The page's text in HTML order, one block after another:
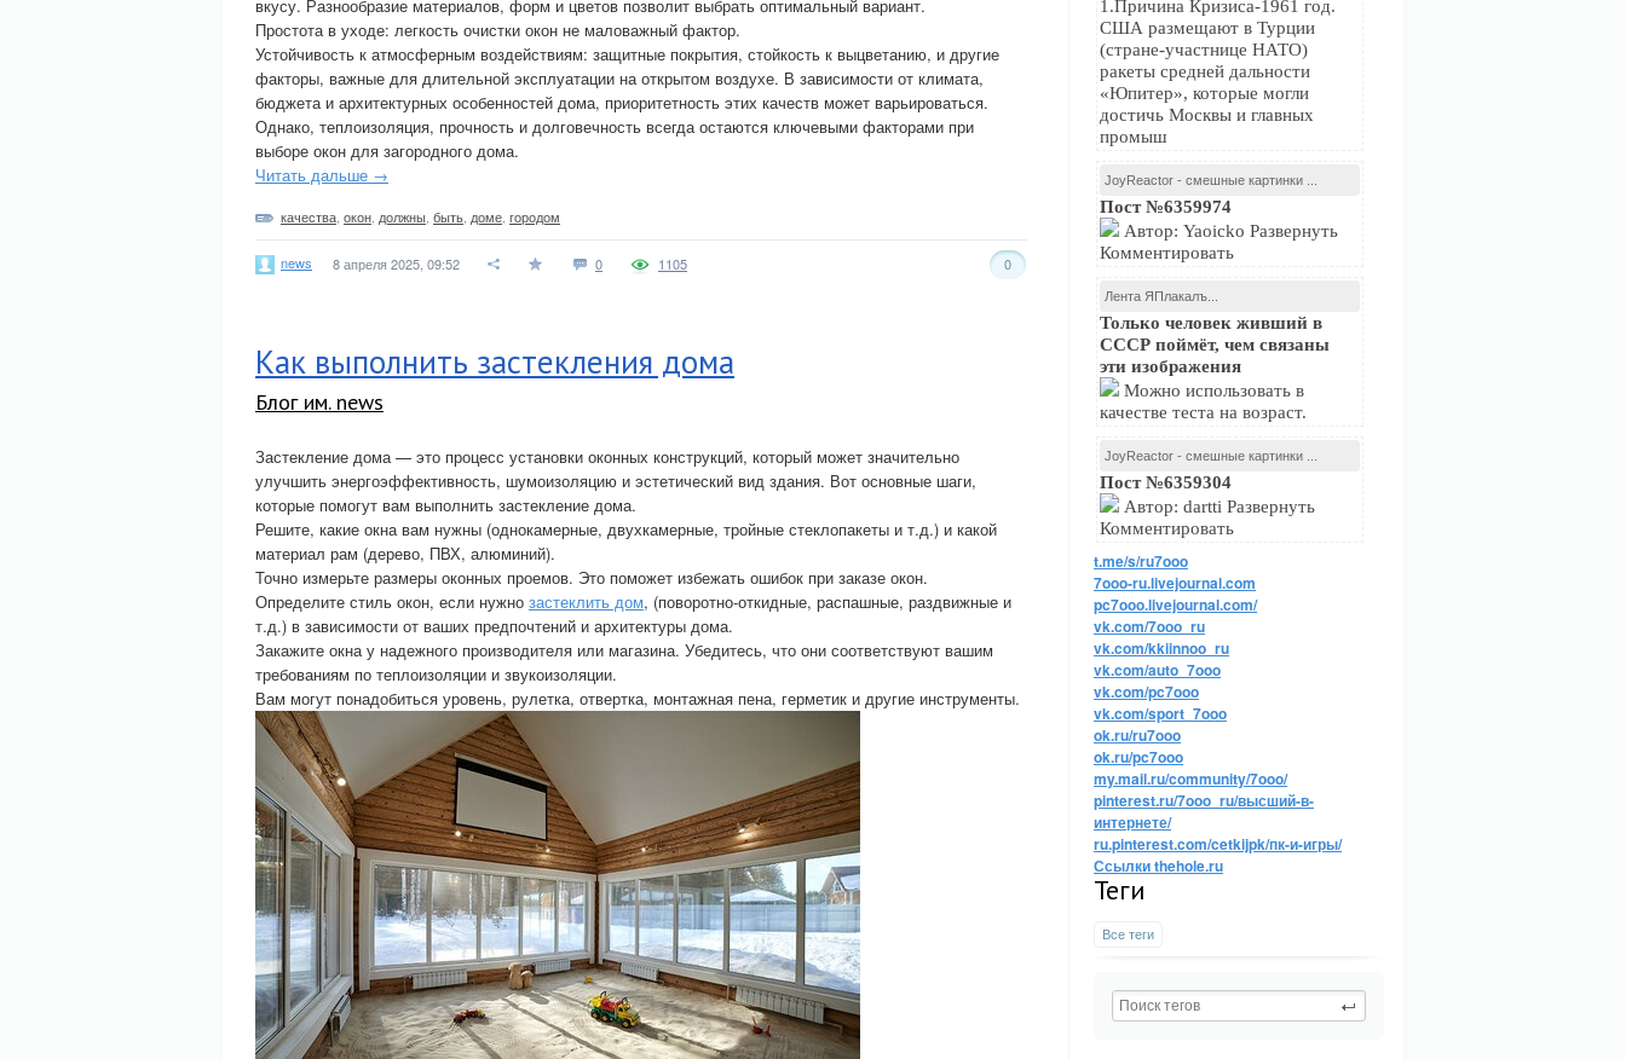
1.Причина Кризиса-1961 год.
США размещают в Турции
(стране-участнице НАТО)
ракеты средней дальности
«Юпитер», которые могли
достичь Москвы и главных
промыш
JoyReactor - смешные картинки ...
Пост №6359974
Автор: Yaoicko Развернуть
Комментировать
Лента ЯПлакалъ...
Только человек живший в
СССР поймёт, чем связаны
эти изображения
Можно использовать в
качестве теста на возраст.
JoyReactor - смешные картинки ...
Пост №6359304
Автор: dartti Развернуть
Комментировать
t.me/s/ru7ooo
7ooo-ru.livejournal.com
pc7ooo.livejournal.com/
vk.com/7ooo_ru
vk.com/kkiinnoo_ru
vk.com/auto_7ooo
vk.com/pc7ooo
vk.com/sport_7ooo
ok.ru/ru7ooo
ok.ru/pc7ooo
my.mail.ru/community/7ooo/
pinterest.ru/7ooo_ru/высший-в-
интернете/
ru.pinterest.com/cetkijpk/пк-и-игры/
Ссылки thehole.ru
Теги
Все теги
вкусу. Разнообразие материалов, форм и цветов позволит выбрать оптимальный вариант.
Простота в уходе: легкость очистки окон не маловажный фактор.
Устойчивость к атмосферным воздействиям: защитные покрытия, стойкость к выцветанию, и другие
факторы, важные для длительной эксплуатации на открытом воздухе. В зависимости от климата,
бюджета и архитектурных особенностей дома, приоритетность этих качеств может варьироваться.
Однако, теплоизоляция, прочность и долговечность всегда остаются ключевыми факторами при
выборе окон для загородного дома.
Читать дальше →
качества окон должны быть доме городом
news 8 апреля 2025, 09:52 0 0
1105
Как выполнить застекления дома
Блог им. news
Застекление дома — это процесс установки оконных конструкций, который может значительно
улучшить энергоэффективность, шумоизоляцию и эстетический вид здания. Вот основные шаги,
которые помогут вам выполнить застекление дома.
Решите, какие окна вам нужны (однокамерные, двухкамерные, тройные стеклопакеты и т.д.) и какой
материал рам (дерево, ПВХ, алюминий).
Точно измерьте размеры оконных проемов. Это поможет избежать ошибок при заказе окон.
Определите стиль окон, если нужно застеклить дом, (поворотно-откидные, распашные, раздвижные и
т.д.) в зависимости от ваших предпочтений и архитектуры дома.
Закажите окна у надежного производителя или магазина. Убедитесь, что они соответствуют вашим
требованиям по теплоизоляции и звукоизоляции.
Вам могут понадобиться уровень, рулетка, отвертка, монтажная пена, герметик и другие инструменты.